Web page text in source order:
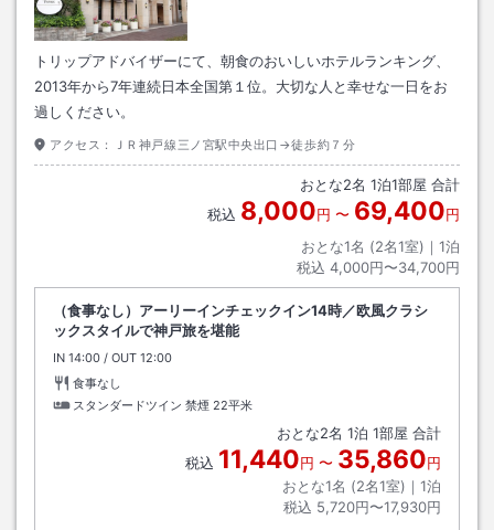
トリップアドバイザーにて、朝食のおいしいホテルランキング、
2013年から7年連続日本全国第１位。大切な人と幸せな一日をお
過しください。
アクセス： ＪＲ神戸線三ノ宮駅中央出口→徒歩約７分
おとな2名 1泊1部屋 合計
税込 8,000円 〜 69,400円
おとな1名 (2名1室)｜ 1泊
税込 4,000円〜34,700円
（食事なし）アーリーインチェックイン14時／欧風クラシ
ックスタイルで神戸旅を堪能
IN チェックイン
14:00 / OUT チェックアウト
12:00
食事なし
スタンダードツイン 禁煙 22平米
おとな2名 1泊 1部屋 合計
税込 11,440円 〜 35,860円
おとな1名 (2名1室)｜ 1泊
税込 5,720円〜17,930円